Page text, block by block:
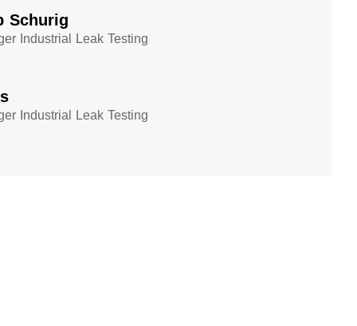
Schurig
Industrial Leak Testing
Industrial Leak Testing